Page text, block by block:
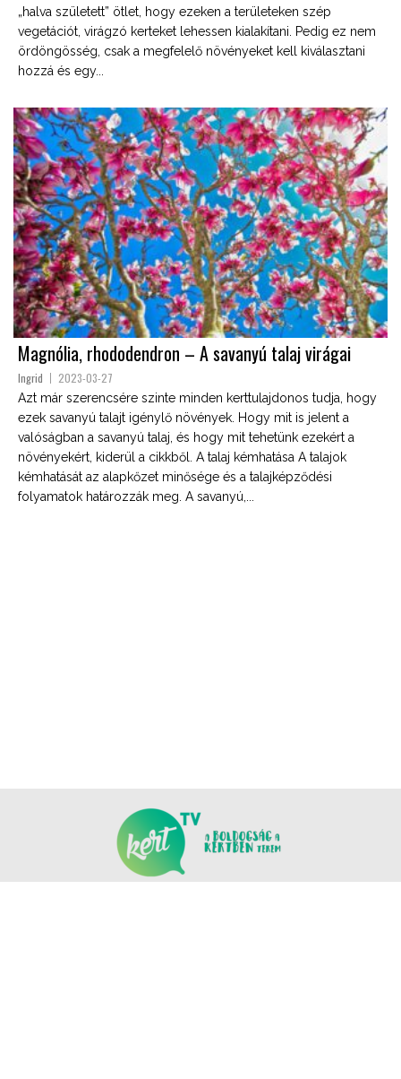
„halva született” ötlet, hogy ezeken a területeken szép
vegetációt, virágzó kerteket lehessen kialakítani. Pedig ez nem
ördöngösség, csak a megfelelő növényeket kell kiválasztani
hozzá és egy...
Magnólia, rhododendron – A savanyú talaj virágai
Ingrid 2023-03-27
Azt már szerencsére szinte minden kerttulajdonos tudja, hogy
ezek savanyú talajt igénylő növények. Hogy mit is jelent a
valóságban a savanyú talaj, és hogy mit tehetünk ezekért a
növényekért, kiderül a cikkből. A talaj kémhatása A talajok
kémhatását az alapkőzet minősége és a talajképződési
folyamatok határozzák meg. A savanyú,...